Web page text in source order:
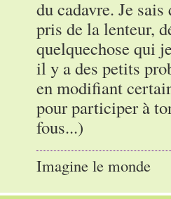
du cadavre. Je
pris de la lenteur,
quelquechose qui
il y a des petits
en modifiant
pour participer à
fous...)
Imagine le monde